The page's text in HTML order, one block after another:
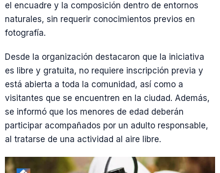
el encuadre y la composición dentro de entornos
naturales, sin requerir conocimientos previos en
fotografía.
Desde la organización destacaron que la iniciativa
es libre y gratuita, no requiere inscripción previa y
está abierta a toda la comunidad, así como a
visitantes que se encuentren en la ciudad. Además,
se informó que los menores de edad deberán
participar acompañados por un adulto responsable,
al tratarse de una actividad al aire libre.